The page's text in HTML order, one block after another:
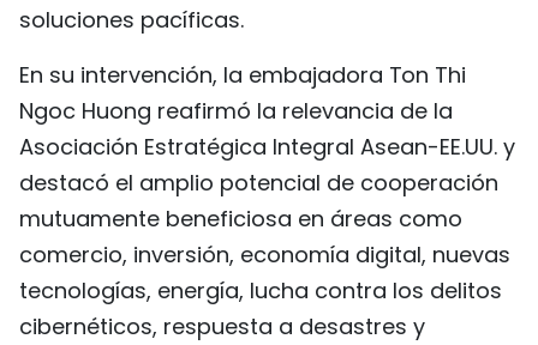
soluciones pacíficas.
En su intervención, la embajadora Ton Thi
Ngoc Huong reafirmó la relevancia de la
Asociación Estratégica Integral Asean-EE.UU. y
destacó el amplio potencial de cooperación
mutuamente beneficiosa en áreas como
comercio, inversión, economía digital, nuevas
tecnologías, energía, lucha contra los delitos
cibernéticos, respuesta a desastres y